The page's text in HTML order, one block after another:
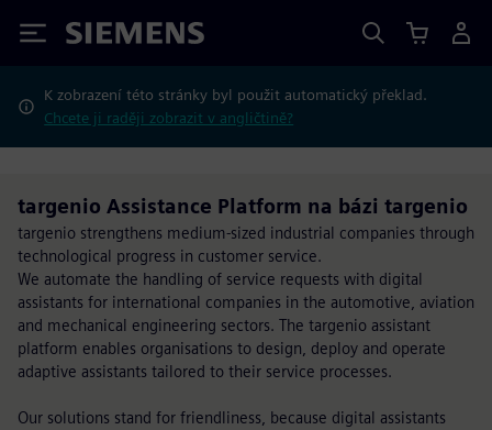
Siemens
K zobrazení této stránky byl použit automatický překlad.
Chcete ji raději zobrazit v angličtině?
targenio Assistance Platform na bázi targenio
targenio strengthens medium-sized industrial companies through
technological progress in customer service.
We automate the handling of service requests with digital
assistants for international companies in the automotive, aviation
and mechanical engineering sectors. The targenio assistant
platform enables organisations to design, deploy and operate
adaptive assistants tailored to their service processes.
Our solutions stand for friendliness, because digital assistants